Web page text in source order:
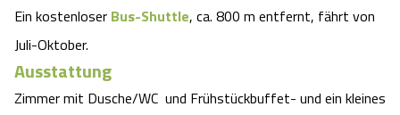
Ein kostenloser Bus-Shuttle, ca. 800 m entfernt, fährt von
Juli-Oktober.
Ausstattung
Zimmer mit Dusche/WC und Frühstückbuffet- und ein kleines